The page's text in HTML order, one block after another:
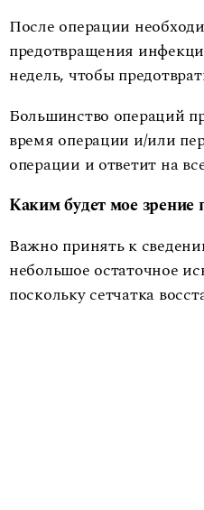
После операции
предотвращения
недель, чтобы
Большинство операций
время операции и/или
операции и ответит на
Каким будет мое зрение
Важно принять к
небольшое остаточное
поскольку сетчатка